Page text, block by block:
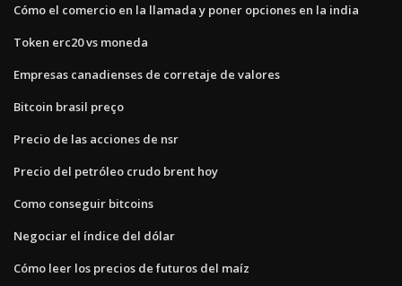
Cómo el comercio en la llamada y poner opciones en la india
Token erc20 vs moneda
Empresas canadienses de corretaje de valores
Bitcoin brasil preço
Precio de las acciones de nsr
Precio del petróleo crudo brent hoy
Como conseguir bitcoins
Negociar el índice del dólar
Cómo leer los precios de futuros del maíz